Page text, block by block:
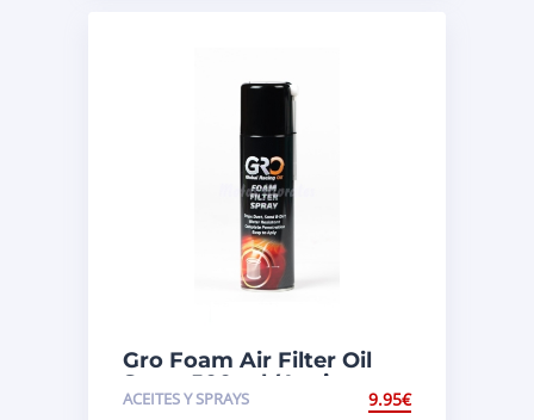
Gro Foam Air Filter Oil
Spray 500 ml (Aceite para
Filtros de aire)
ACEITES Y SPRAYS 9.95€